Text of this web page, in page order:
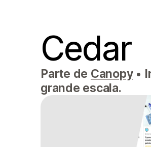
Cedar
Parte de Canopy •
grande escala.